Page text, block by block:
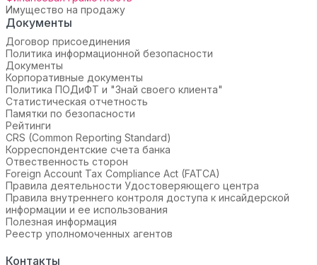
Имущество на продажу
Документы
Договор присоединения
Политика информационной безопасности
Документы
Корпоративные документы
Политика ПОДиФТ и "Знай своего клиента"
Статистическая отчетность
Памятки по безопасности
Рейтинги
CRS (Common Reporting Standard)
Корреспондентские счета банка
Отвественность сторон
Foreign Account Tax Compliance Act (FATCA)
Правила деятельности Удостоверяющего центра
Правила внутреннего контроля доступа к инсайдерской
информации и ее использования
Полезная информация
Реестр уполномоченных агентов
Контакты